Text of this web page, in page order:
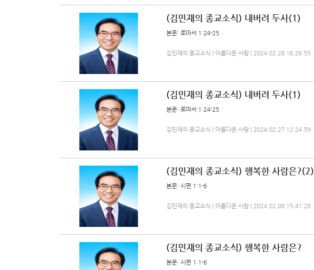
(김민재의 종교소식) 내버려 두사(1)
본문: 로마서 1:24-25
김민재의 종교소식 | 아름다운 사람 | 2024.02.28 16:26:55
(김민재의 종교소식) 내버려 두사(1)
본문: 로마서 1:24-25
김민재의 종교소식 | 아름다운 사람 | 2024.02.27 12:24:59
(김민재의 종교소식) 행복한 사람은?(2)
본문: 시편 1:1-6
김민재의 종교소식 | 아름다운 사람 | 2024.02.06 15:41:28
(김민재의 종교소식) 행복한 사람은?
본문: 시편 1:1-6